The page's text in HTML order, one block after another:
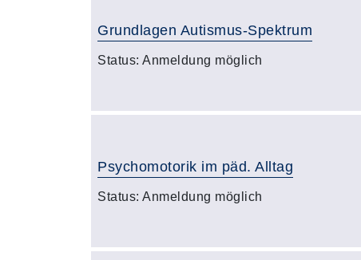
Grundlagen Autismus-Spektrum
Status: Anmeldung möglich
Psychomotorik im päd. Alltag
Status: Anmeldung möglich